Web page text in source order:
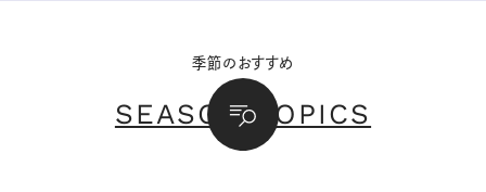
季節のおすすめ
SEASON TOPICS